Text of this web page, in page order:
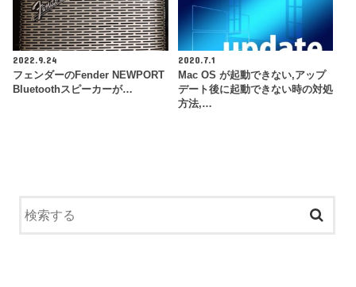
2022.9.24
フェンダーのFender NEWPORT
Bluetoothスピーカーが…
2020.7.1
Mac OS が起動できない,アップ
デート後に起動できない時の対処
方法,…